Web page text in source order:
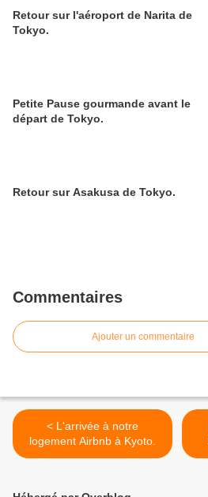
Retour sur l'aéroport de Narita de
Tokyo.
Petite Pause gourmande avant le
départ de Tokyo.
Retour sur Asakusa de Tokyo.
Commentaires
Ajouter un commentaire
< L'arrivée à notre
logement Airbnb à Kyoto.